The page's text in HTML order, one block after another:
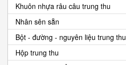
Khuôn nhựa râu câu trung thu
Nhân sên sẵn
Bột - đường - nguyên liệu trung thu
Hộp trung thu